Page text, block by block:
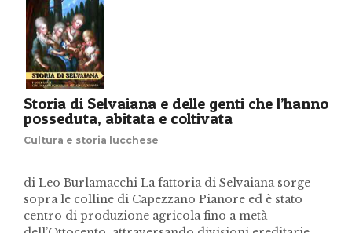
Storia di Selvaiana e delle genti che l’hanno
posseduta, abitata e coltivata
Cultura e storia lucchese
di Leo Burlamacchi La fattoria di Selvaiana sorge
sopra le colline di Capezzano Pianore ed è stato
centro di produzione agricola fino a metà